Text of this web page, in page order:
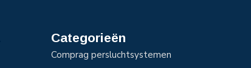
Categorieën
Comprag persluchtsystemen